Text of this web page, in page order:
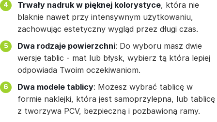
Trwały nadruk w pięknej kolorystyce, która nie
blaknie nawet przy intensywnym użytkowaniu,
zachowując estetyczny wygląd przez długi czas.
Dwa rodzaje powierzchni: Do wyboru masz dwie
wersje tablic - mat lub błysk, wybierz tą która lepiej
odpowiada Twoim oczekiwaniom.
Dwa modele tablicy: Możesz wybrać tablicę w
formie naklejki, która jest samoprzylepna, lub tablicę
z tworzywa PCV, bezpieczną i pozbawioną ramy.